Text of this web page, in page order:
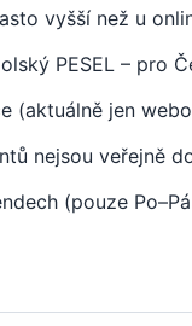
vyšší než u
PESEL – pro
(aktuálně jen
nejsou veřejně
(pouze